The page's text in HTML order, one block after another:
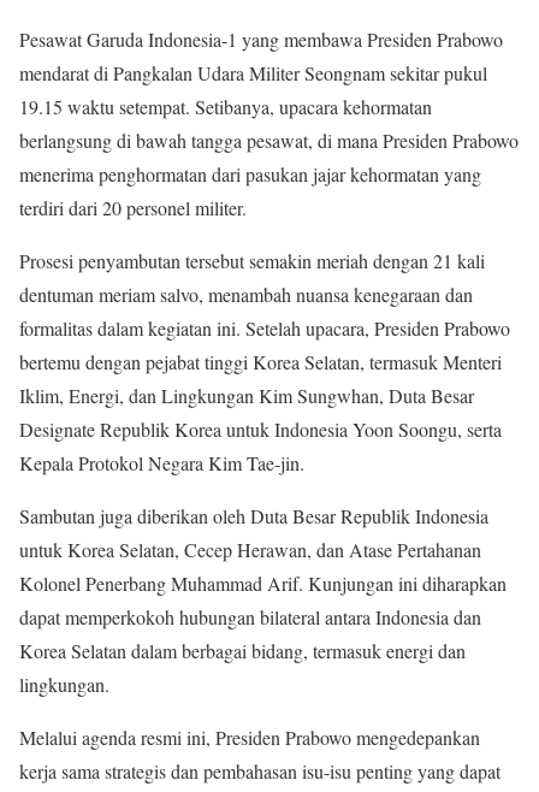
Pesawat Garuda Indonesia-1 yang membawa Presiden Prabowo
mendarat di Pangkalan Udara Militer Seongnam sekitar pukul
19.15 waktu setempat. Setibanya, upacara kehormatan
berlangsung di bawah tangga pesawat, di mana Presiden Prabowo
menerima penghormatan dari pasukan jajar kehormatan yang
terdiri dari 20 personel militer.
Prosesi penyambutan tersebut semakin meriah dengan 21 kali
dentuman meriam salvo, menambah nuansa kenegaraan dan
formalitas dalam kegiatan ini. Setelah upacara, Presiden Prabowo
bertemu dengan pejabat tinggi Korea Selatan, termasuk Menteri
Iklim, Energi, dan Lingkungan Kim Sungwhan, Duta Besar
Designate Republik Korea untuk Indonesia Yoon Soongu, serta
Kepala Protokol Negara Kim Tae-jin.
Sambutan juga diberikan oleh Duta Besar Republik Indonesia
untuk Korea Selatan, Cecep Herawan, dan Atase Pertahanan
Kolonel Penerbang Muhammad Arif. Kunjungan ini diharapkan
dapat memperkokoh hubungan bilateral antara Indonesia dan
Korea Selatan dalam berbagai bidang, termasuk energi dan
lingkungan.
Melalui agenda resmi ini, Presiden Prabowo mengedepankan
kerja sama strategis dan pembahasan isu-isu penting yang dapat